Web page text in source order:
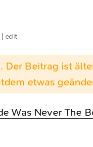
|edit
Beitrag ist
etwas
Was Never The